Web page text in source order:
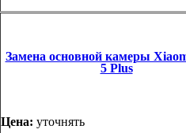
Замена основной камеры
5 Plus
Цена: уточнять